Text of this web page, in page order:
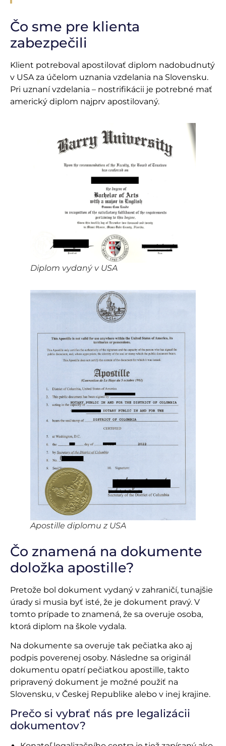
Čo sme pre klienta
zabezpečili
Klient potreboval apostilovať diplom nadobudnutý
v USA za účelom uznania vzdelania na Slovensku.
Pri uznaní vzdelania – nostrifikácii je potrebné mať
americký diplom najprv apostilovaný.
Diplom vydaný v USA
Apostille diplomu z USA
Čo znamená na dokumente
doložka apostille?
Pretože bol dokument vydaný v zahraničí, tunajšie
úrady si musia byť isté, že je dokument pravý. V
tomto prípade to znamená, že sa overuje osoba,
ktorá diplom na škole vydala.
Na dokumente sa overuje tak pečiatka ako aj
podpis poverenej osoby. Následne sa originál
dokumentu opatrí pečiatkou apostille, takto
pripravený dokument je možné použiť na
Slovensku, v Českej Republike alebo v inej krajine.
Prečo si vybrať nás pre legalizácii
dokumentov?